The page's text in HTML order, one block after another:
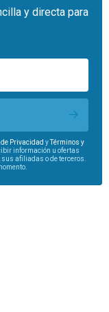
y directa para
Privacidad yTérminos y
información u ofertas
afiliadas o de terceros.